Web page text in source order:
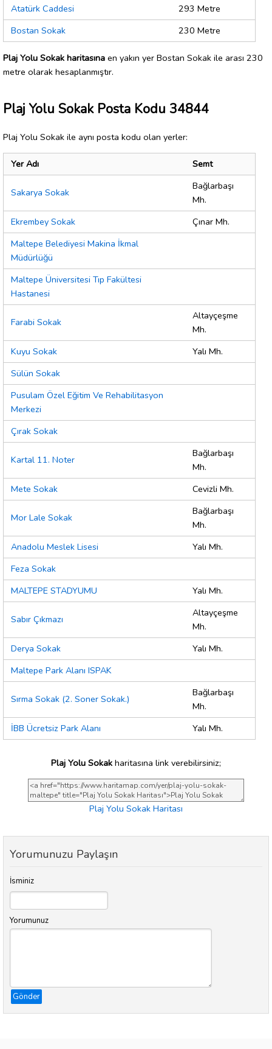
Atatürk Caddesi
293 Metre
Bostan Sokak
230 Metre
Plaj Yolu Sokak haritasına en yakın yer Bostan Sokak ile arası 230
metre olarak hesaplanmıştır.
Plaj Yolu Sokak Posta Kodu 34844
Plaj Yolu Sokak ile aynı posta kodu olan yerler:
Yer Adı Semt
Sakarya Sokak
Bağlarbaşı
Mh.
Ekrembey Sokak
Çınar Mh.
Maltepe Belediyesi Makina İkmal
Müdürlüğü
Maltepe Üniversitesi Tıp Fakültesi
Hastanesi
Farabi Sokak
Altayçeşme
Mh.
Kuyu Sokak
Yalı Mh.
Sülün Sokak
Pusulam Özel Eğitim Ve Rehabilitasyon
Merkezi
Çırak Sokak
Kartal 11. Noter
Bağlarbaşı
Mh.
Mete Sokak
Cevizli Mh.
Mor Lale Sokak
Bağlarbaşı
Mh.
Anadolu Meslek Lisesi
Yalı Mh.
Feza Sokak
MALTEPE STADYUMU
Yalı Mh.
Sabır Çıkmazı
Altayçeşme
Mh.
Derya Sokak
Yalı Mh.
Maltepe Park Alanı ISPAK
Sırma Sokak (2. Soner Sokak.)
Bağlarbaşı
Mh.
İBB Ücretsiz Park Alanı
Yalı Mh.
Plaj Yolu Sokak haritasına link verebilirsiniz;
Plaj Yolu Sokak Haritası
Yorumunuzu Paylaşın
İsminiz
Yorumunuz
Gönder